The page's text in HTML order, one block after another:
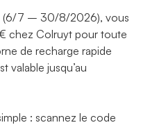
(6/7 – 30/8/2026), vous
chez Colruyt pour toute
de recharge rapide
valable jusqu’au
: scannez le code